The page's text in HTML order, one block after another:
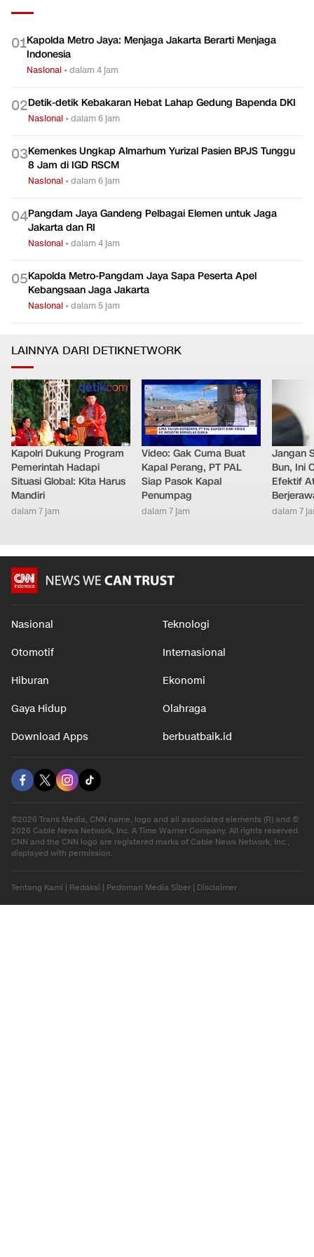
01Kapolda Metro Jaya: Menjaga Jakarta Berarti Menjaga
Indonesia
Nasional •dalam 4 jam
02Detik-detik Kebakaran Hebat Lahap Gedung Bapenda DKI
Nasional •dalam 6 jam
03Kemenkes Ungkap Almarhum Yurizal Pasien BPJS Tunggu
8 Jam di IGD RSCM
Nasional •dalam 6 jam
04Pangdam Jaya Gandeng Pelbagai Elemen untuk Jaga
Jakarta dan RI
Nasional •dalam 4 jam
05Kapolda Metro-Pangdam Jaya Sapa Peserta Apel
Kebangsaan Jaga Jakarta
Nasional •dalam 5 jam
LAINNYA DARI DETIKNETWORK
Kapolri Dukung Program
Pemerintah Hadapi
Situasi Global: Kita Harus
Mandiri
dalam 7 jam
Video: Gak Cuma Buat
Kapal Perang, PT PAL
Siap Pasok Kapal
Penumpag
dalam 7 jam
Jangan
Bun, Ini
Efektif
dalam 7
Nasional Teknologi
Otomotif Internasional
Hiburan Ekonomi
Gaya Hidup Olahraga
Download Apps berbuatbaik.id
©2026 Trans Media, CNN name, logo and all associated elements (R) and ©
2026 Cable News Network, Inc. A Time Warner Company. All rights reserved.
CNN and the CNN logo are registered marks of Cable News Network, Inc.,
displayed with permission.
Tentang Kami Redaksi Pedoman Media Siber Disclaimer